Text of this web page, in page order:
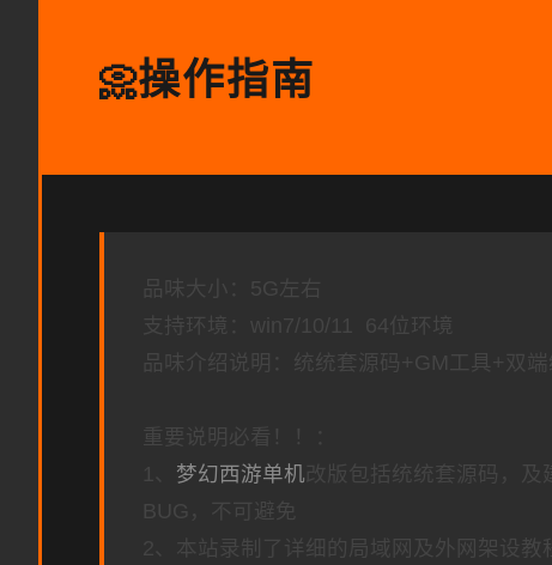
📀操作指南
品味大小：5G左右
支持环境：win7/10/11 64位环境
品味介绍说明：统统套源码+GM工具+双
重要说明必看！！：
1、 梦幻西游单机 改版包括统统套源码，
BUG，不可避免
2、本站录制了详细的局域网及外网架设